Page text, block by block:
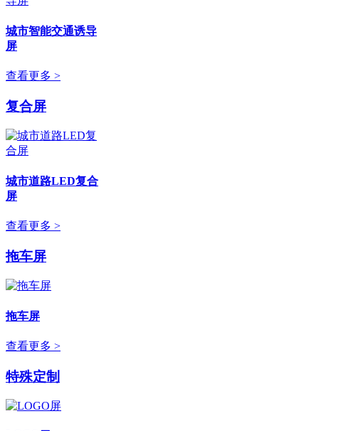
城市智能交通诱导
屏
查看更多 >
复合屏
城市道路LED复合
屏
查看更多 >
拖车屏
拖车屏
查看更多 >
特殊定制